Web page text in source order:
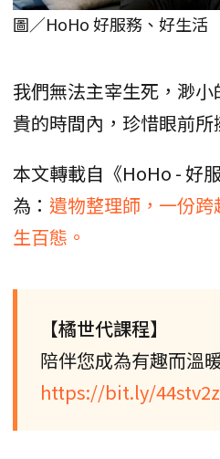
圖／HoHo 好服務、好生活
我們無法主宰生死，渺
貴的時間內，珍惜眼前所
本文轉載自《HoHo - 好
為： 遺物整理師，一份
生百態。
【橘世代課程】
陪伴您成為有趣而溫
https://bit.ly/44stv2z